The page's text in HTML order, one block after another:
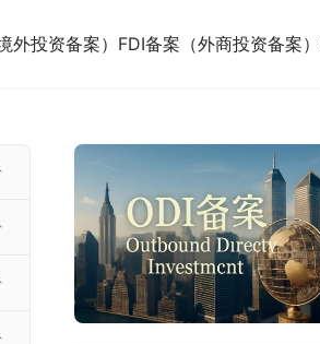
外投资备案） FDI备案（外商投资备案）